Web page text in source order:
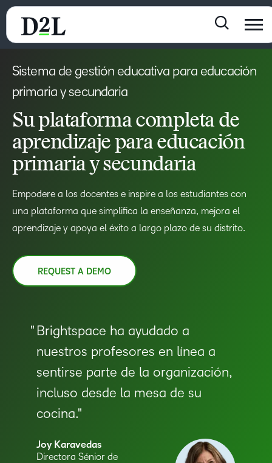
Sistema de gestión educativa para educación
primaria y secundaria
Su plataforma completa de
aprendizaje para educación
primaria y secundaria
Empodere a los docentes e inspire a los estudiantes con
una plataforma que simplifica la enseñanza, mejora el
aprendizaje y apoya el éxito a largo plazo de su distrito.
REQUEST A DEMO
Brightspace ha ayudado a
nuestros profesores en línea a
sentirse parte de la organización,
incluso desde la mesa de su
cocina.
Joy Karavedas
Directora Sénior de